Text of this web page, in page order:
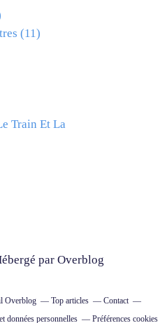
(11)
Train Et La
par Overblog
Overblog Top articles
Contact
données personnelles Préférences cookies